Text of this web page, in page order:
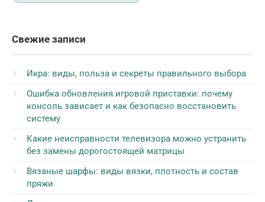
Свежие записи
Икра: виды, польза и секреты правильного выбора
Ошибка обновления игровой приставки: почему
консоль зависает и как безопасно восстановить
систему
Какие неисправности телевизора можно устранить
без замены дорогостоящей матрицы
Вязаные шарфы: виды вязки, плотность и состав
пряжи